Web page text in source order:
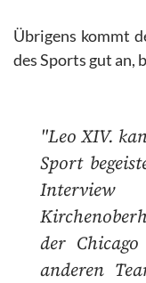
Übrigens kommt
des Sports gut an,
"Leo XIV.
Sport
der
anderen